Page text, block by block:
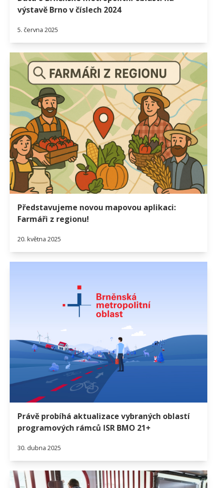
výstavě Brno v číslech 2024
5. června 2025
Představujeme novou mapovou aplikaci:
Farmáři z regionu!
20. května 2025
Právě probíhá aktualizace vybraných oblastí
programových rámců ISR BMO 21+
30. dubna 2025